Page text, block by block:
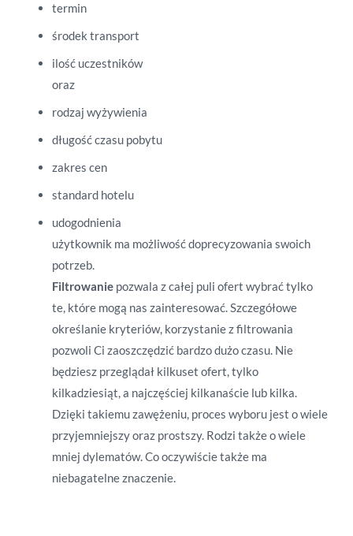
termin
środek transport
ilość uczestników
oraz
rodzaj wyżywienia
długość czasu pobytu
zakres cen
standard hotelu
udogodnienia
użytkownik ma możliwość doprecyzowania swoich
potrzeb.
Filtrowanie pozwala z całej puli ofert wybrać tylko
te, które mogą nas zainteresować. Szczegółowe
określanie kryteriów, korzystanie z filtrowania
pozwoli Ci zaoszczędzić bardzo dużo czasu. Nie
będziesz przeglądał kilkuset ofert, tylko
kilkadziesiąt, a najczęściej kilkanaście lub kilka.
Dzięki takiemu zawężeniu, proces wyboru jest o wiele
przyjemniejszy oraz prostszy. Rodzi także o wiele
mniej dylematów. Co oczywiście także ma
niebagatelne znaczenie.